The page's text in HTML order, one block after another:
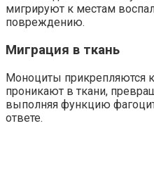
мигрируют к местам
повреждению.
Миграция в ткань
Моноциты прикрепляются
проникают в ткани,
выполняя функцию
ответе.